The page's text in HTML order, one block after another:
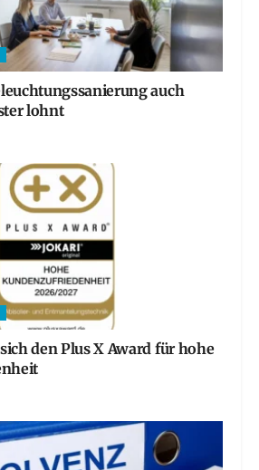
auch
lohnt
den Plus X Award für hohe